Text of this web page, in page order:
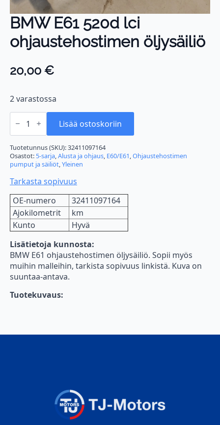
BMW E61 520d lci
ohjaustehostimen öljysäiliö
20,00 €
2 varastossa
BMW
E61
lci
ohjaustehostimen
öljysäiliö
määrä
Lisää ostoskoriin
Tuotetunnus (SKU):32411097164
Osastot: 5-sarja,Alusta ja ohjaus, E60/E61,Ohjaustehostimen
pumput ja säiliöt,Yleinen
Tarkasta sopivuus
OE-numero
32411097164
Ajokilometrit
km
Kunto
Hyvä
Lisätietoja kunnosta:
BMW E61 ohjaustehostimen öljysäiliö. Sopii myös
muihin malleihin, tarkista sopivuus linkistä. Kuva on
suuntaa-antava.
Tuotekuvaus: